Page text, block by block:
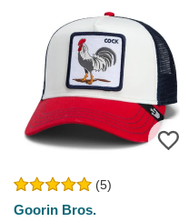
(5)
Goorin Bros.